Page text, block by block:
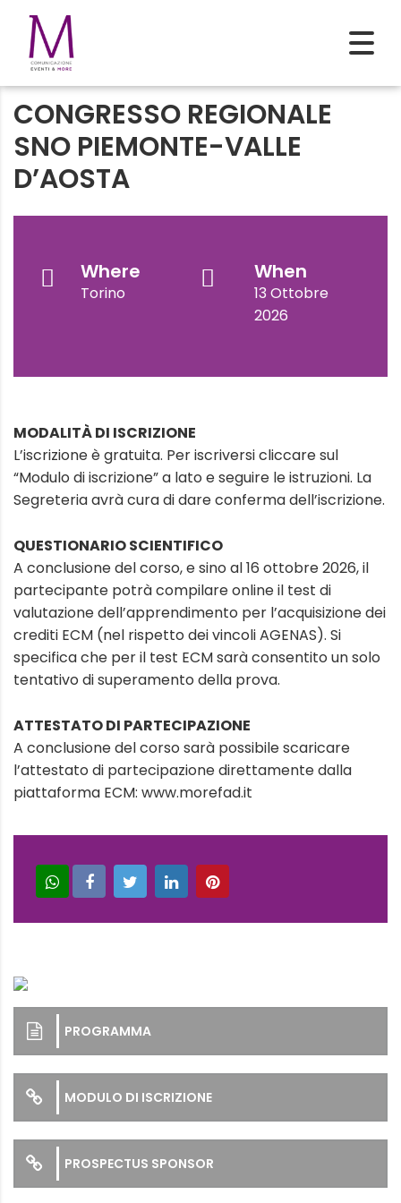
CONGRESSO REGIONALE
SNO PIEMONTE-VALLE
D’AOSTA
Where
Torino
When
13 Ottobre
2026
MODALITÀ DI ISCRIZIONE
L’iscrizione è gratuita. Per iscriversi cliccare sul
“Modulo di iscrizione” a lato e seguire le istruzioni. La
Segreteria avrà cura di dare conferma dell’iscrizione.
QUESTIONARIO SCIENTIFICO
A conclusione del corso, e sino al 16 ottobre 2026, il
partecipante potrà compilare online il test di
valutazione dell’apprendimento per l’acquisizione dei
crediti ECM (nel rispetto dei vincoli AGENAS). Si
specifica che per il test ECM sarà consentito un solo
tentativo di superamento della prova.
ATTESTATO DI PARTECIPAZIONE
A conclusione del corso sarà possibile scaricare
l’attestato di partecipazione direttamente dalla
piattaforma ECM: www.morefad.it
PROGRAMMA
MODULO DI ISCRIZIONE
PROSPECTUS SPONSOR